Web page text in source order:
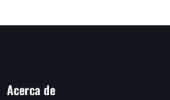
Acerca de